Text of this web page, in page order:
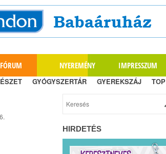
FÓRUM NYEREMÉNY IMPRESSZUM
GYÓGYSZERTÁR GYEREKSZÁJ TOP
HIRDETÉS